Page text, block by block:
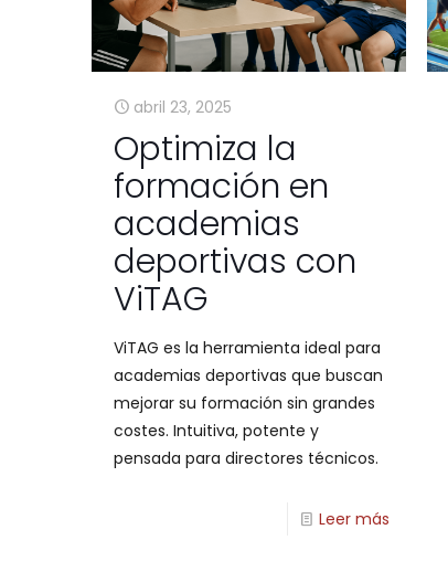
abril 23, 2025
Optimiza la
formación en
academias
deportivas con
ViTAG
ViTAG es la herramienta ideal para
academias deportivas que buscan
mejorar su formación sin grandes
costes. Intuitiva, potente y
pensada para directores técnicos.
Leer más